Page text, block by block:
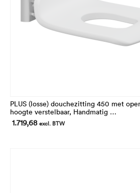
PLUS (losse) douchezitting 450 met
hoogte verstelbaar, Handmatig
In hoogte 240 mm verstelbaar.
Voor montage op de verticale wandrails
1.719,68 excl. BTW